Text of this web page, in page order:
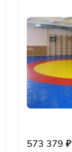
573 379 ₽